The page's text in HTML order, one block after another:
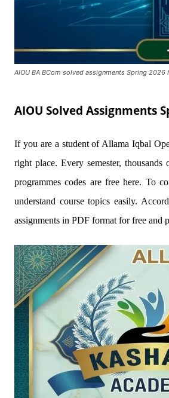
AIOU BA BCom solved assignments Spring 2026
AIOU Solved Assignments
If you are a student of Allama Iqbal
right place. Every semester,
programmes codes are free here. To
understand course topics easily.
assignments in PDF format for free and